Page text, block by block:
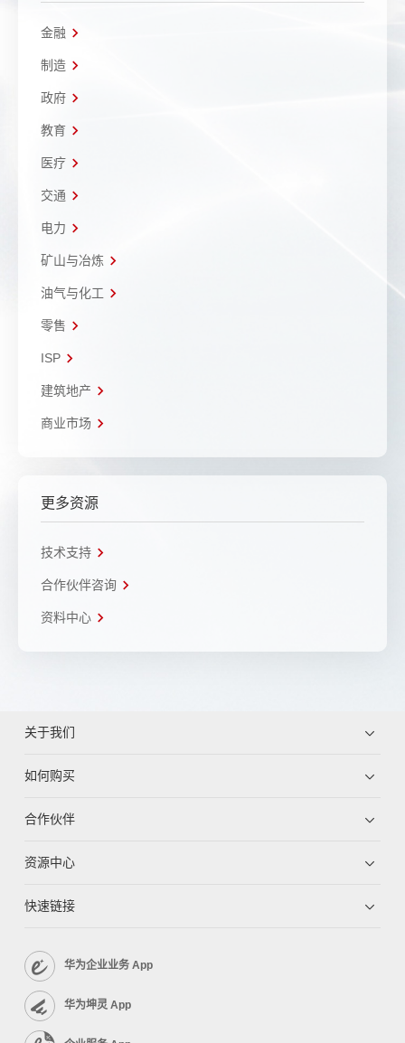
金融
制造
政府
教育
医疗
交通
电力
矿山与冶炼
油气与化工
零售
ISP
建筑地产
商业市场
更多资源
技术支持
合作伙伴咨询
资料中心
关于我们
如何购买
合作伙伴
资源中心
快速链接
华为企业业务 App
华为坤灵 App